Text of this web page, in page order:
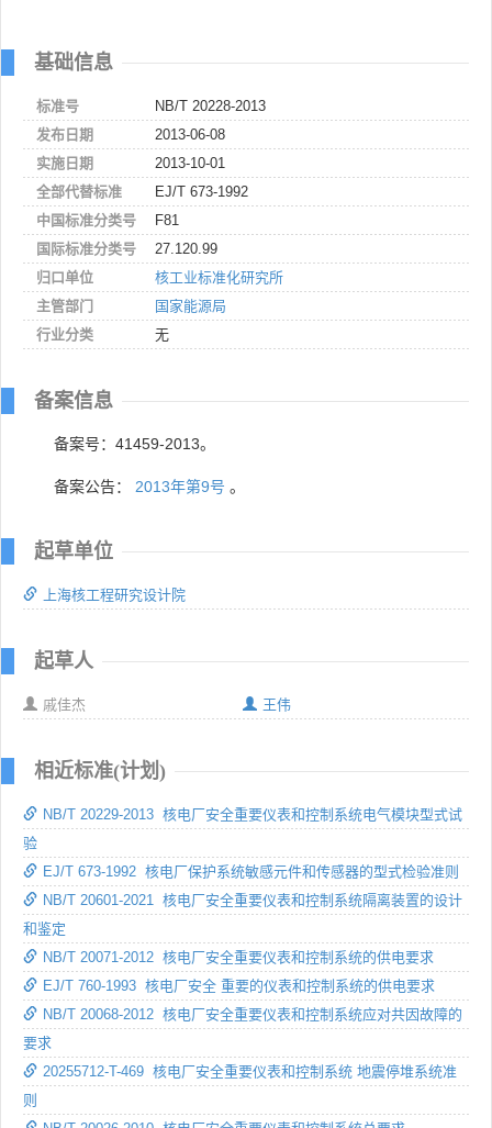
基础信息
标准号
NB/T 20228-2013
发布日期
2013-06-08
实施日期
2013-10-01
全部代替标准
EJ/T 673-1992
中国标准分类号
F81
国际标准分类号
27.120.99
归口单位
核工业标准化研究所
主管部门
国家能源局
行业分类
无
备案信息
备案号：41459-2013。
备案公告： 2013年第9号 。
起草单位
上海核工程研究设计院
起草人
戚佳杰 王伟
相近标准(计划)
NB/T 20229-2013 核电厂安全重要仪表和控制系统电气模块型式试
验
EJ/T 673-1992 核电厂保护系统敏感元件和传感器的型式检验准则
NB/T 20601-2021 核电厂安全重要仪表和控制系统隔离装置的设计
和鉴定
NB/T 20071-2012 核电厂安全重要仪表和控制系统的供电要求
EJ/T 760-1993 核电厂安全 重要的仪表和控制系统的供电要求
NB/T 20068-2012 核电厂安全重要仪表和控制系统应对共因故障的
要求
20255712-T-469 核电厂安全重要仪表和控制系统 地震停堆系统准
则